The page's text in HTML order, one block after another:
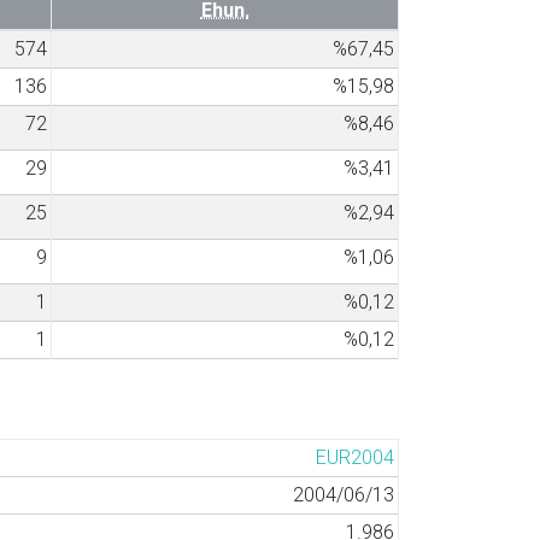
Ehun.
574
%67,45
136
%15,98
72
%8,46
29
%3,41
25
%2,94
9
%1,06
1
%0,12
1 %0,12
EUR2004
2004/06/13
1.986